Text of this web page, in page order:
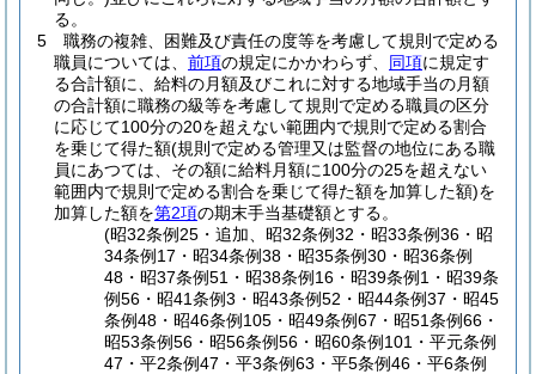
る。
5
職務の複雑、困難及び責任の度等を考慮して規則で定める
職員については、 前項の規定にかかわらず、 同項に規定す
る合計額に、給料の月額及びこれに対する地域手当の月額
の合計額に職務の級等を考慮して規則で定める職員の区分
に応じて100分の20を超えない範囲内で規則で定める割合
を乗じて得た額(規則で定める管理又は監督の地位にある職
員にあつては、その額に給料月額に100分の25を超えない
範囲内で規則で定める割合を乗じて得た額を加算した額)を
加算した額を第2項の期末手当基礎額とする。
(昭32条例25・追加、昭32条例32・昭33条例36・昭
34条例17・昭34条例38・昭35条例30・昭36条例
48・昭37条例51・昭38条例16・昭39条例1・昭39条
例56・昭41条例3・昭43条例52・昭44条例37・昭45
条例48・昭46条例105・昭49条例67・昭51条例66・
昭53条例56・昭56条例56・昭60条例101・平元条例
47・平2条例47・平3条例63・平5条例46・平6条例